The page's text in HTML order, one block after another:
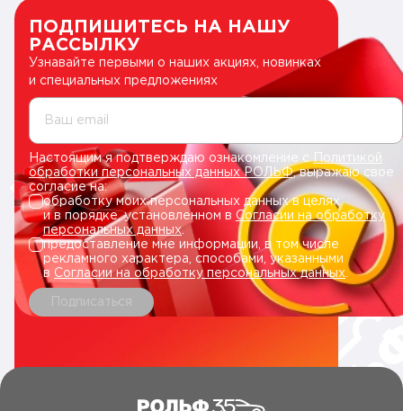
ПОДПИШИТЕСЬ НА НАШУ
РАССЫЛКУ
Узнавайте первыми о наших акциях, новинках
и специальных предложениях
Ваш email
Настоящим я подтверждаю ознакомление сПолитикой
обработки персональных данных РОЛЬФ, выражаю свое
согласие на:
обработку моих персональных данных в целях
и в порядке, установленном в Согласии на обработку
персональных данных.
предоставление мне информации, в том числе
рекламного характера, способами, указанными
в Согласии на обработку персональных данных
Подписаться